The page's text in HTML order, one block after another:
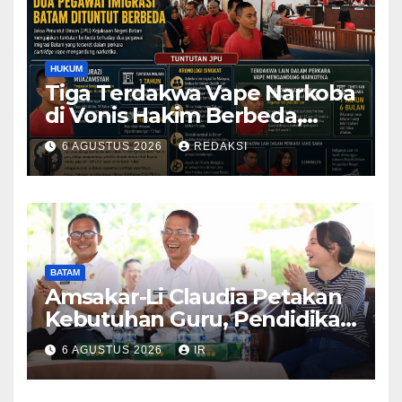
HUKUM
Tiga Terdakwa Vape Narkoba
di Vonis Hakim Berbeda,
Oknum Pegawai Imigrasi
Batam Paling Ringan
6 AGUSTUS 2026 REDAKSI
BATAM
Amsakar-Li Claudia Petakan
Kebutuhan Guru, Pendidikan
Berkualitas Jadi Prioritas
Batam
6 AGUSTUS 2026 IR